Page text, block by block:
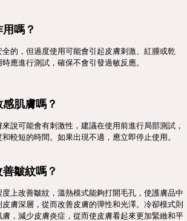
嗎？
的，但過度使用可能會引起皮膚刺激、紅腫或乾
應進行測試，確保不會引發過敏反應。
肌膚嗎？
說可能會有刺激性，建議在使用前進行局部測試，
較短的時間。如果出現不適，應立即停止使用。
皺紋嗎？
上改善皺紋，溫熱模式能夠打開毛孔，使護膚品中
膚深層，從而改善皮膚的彈性和光澤。冷卻模式則
，減少皮膚炎症，從而使皮膚看起來更加緊緻和平